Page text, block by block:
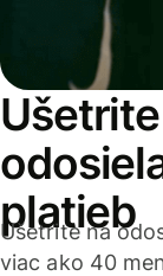
platieb
Ušetrite na
viac ako 40